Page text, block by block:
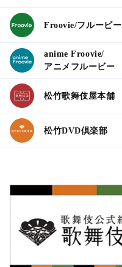
Froovie/フルービー
anime Froovie/
アニメフルービー
松竹歌舞伎屋本舗
松竹DVD倶楽部